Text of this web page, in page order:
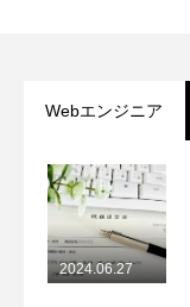
Webエンジニア
2024.06.27